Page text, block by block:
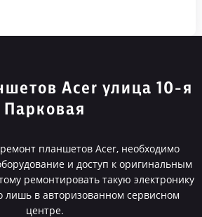
Acer улица 10-я
Парковая
планшетов Acer, необходимо
и доступ к оригинальным
ремонтировать такую электронику
лишь в авторизованном сервисном
центре.